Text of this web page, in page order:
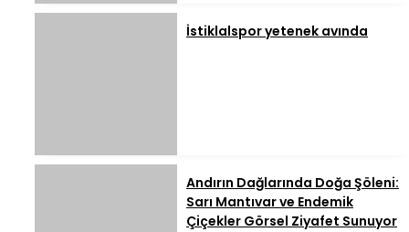
İstiklalspor yetenek avında
Andırın Dağlarında Doğa Şöleni:
Sarı Mantıvar ve Endemik
Çiçekler Görsel Ziyafet Sunuyor